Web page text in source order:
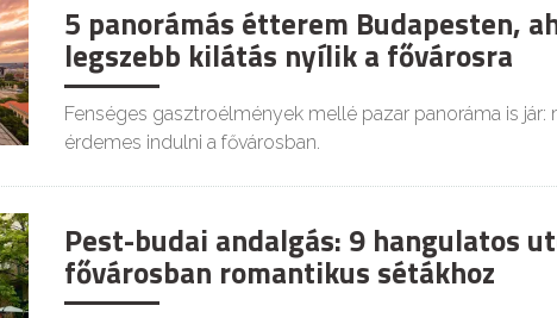
5 panorámás étterem Budapesten,
legszebb kilátás nyílik a fővárosra
Fenséges gasztroélmények mellé pazar panoráma is jár:
érdemes indulni a fővárosban.
Pest-budai andalgás: 9 hangulatos
fővárosban romantikus sétákhoz